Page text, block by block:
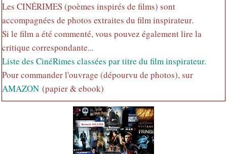
Les CINÉRIMES (poèmes inspirés de films) sont
accompagnées de photos extraites du film inspirateur.
Si le film a été commenté, vous pouvez également lire la
critique correspondante...
Liste des CinéRimes classées par titre du film inspirateur.
Pour commander l'ouvrage (dépourvu de photos), sur
AMAZON (papier & ebook)